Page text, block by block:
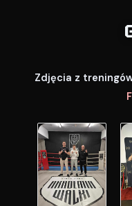
Zdjęcia z